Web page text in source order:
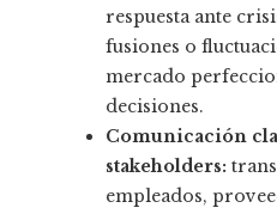
respuesta ante
fusiones o
mercado
decisiones.
Comunicación
stakeholders:
empleados,